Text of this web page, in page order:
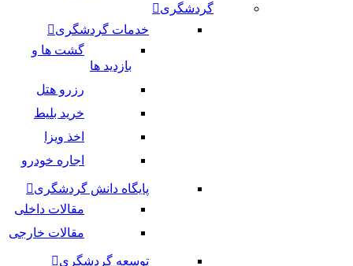
گردشگری
خدمات گردشگری
گشت ها و
بازدید ها
رزرو هتل
خرید بلیط
اخذ ویزا
اجاره خودرو
پایگاه دانش گردشگری
مقالات داخلی
مقالات خارجی
توسعه گردشگری